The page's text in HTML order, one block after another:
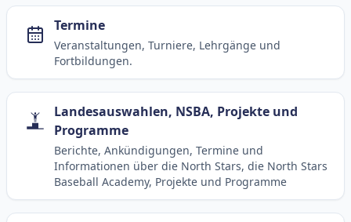
Termine
Veranstaltungen, Turniere, Lehrgänge und
Fortbildungen.
Landesauswahlen, NSBA, Projekte und
Programme
Berichte, Ankündigungen, Termine und
Informationen über die North Stars, die North Stars
Baseball Academy, Projekte und Programme